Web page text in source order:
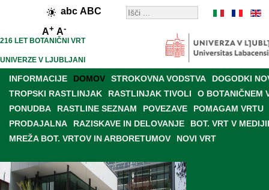
abc ABC
A+ A-
216 LET BOTANIČNI VRT
UNIVERZE V LJUBLJANI
INFORMACIJE DOMOV STROKOVNA VODSTVA
DOGODKI
TROPSKI RASTLINJAK
RASTLINJAK TIVOLI
O BOTANIČNEM
PONUDBA
RASTLINE SEZNAM POVEZAVE
POMAGAM VRTU
PRODAJALNA
RAZISKAVE IN DELOVANJE
BOT. VRT V
MREŽA BOT. VRTOV IN ARBORETUMOV
NOVI VRT